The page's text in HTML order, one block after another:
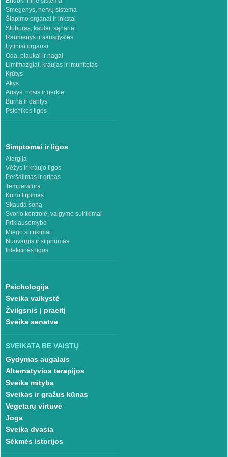
Smegenys, nervų sistema
Šlapimo organai ir inkstai
Stuburas, kaulai, sąnariai
Raumenys ir sausgyslės
Lytiniai organai
Oda, plaukai ir nagai
Limfmazgiai, kraujas ir imunitetas
Krūtys
Akys
Ausys, nosis ir gerklė
Burna ir dantys
Psichikos ligos
Simptomai ir ligos
Alergija
Vėžys ir kraujo ligos
Peršalimas ir gripas
Temperatūra
Kūno tirpimas
Skauda šoną
Svorio kontrolė, valgymo sutrikimai
Priklausomybė
Miego sutrikimai
Nuovargis ir silpnumas
Infekcinės ligos
Psichologija
Sveika vaikystė
Žvilgsnis į praeitį
Sveika senatvė
SVEIKATA BE VAISTŲ
Gydymas augalais
Alternatyvios terapijos
Sveika mityba
Sveikas ir gražus kūnas
Vegetarų virtuvė
Joga
Sveika dvasia
Sėkmės istorijos